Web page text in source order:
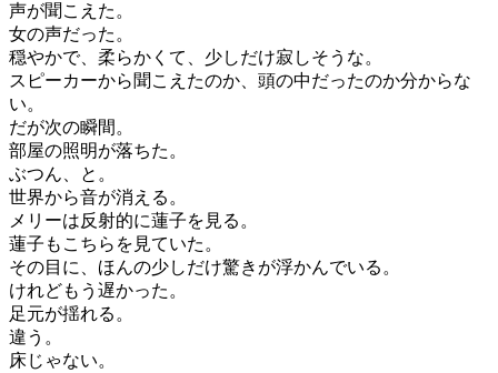
声が聞こえた。
女の声だった。
穏やかで、柔らかくて、少しだけ寂しそうな。
スピーカーから聞こえたのか、頭の中だったのか分からな
い。
だが次の瞬間。
部屋の照明が落ちた。
ぶつん、と。
世界から音が消える。
メリーは反射的に蓮子を見る。
蓮子もこちらを見ていた。
その目に、ほんの少しだけ驚きが浮かんでいる。
けれどもう遅かった。
足元が揺れる。
違う。
床じゃない。